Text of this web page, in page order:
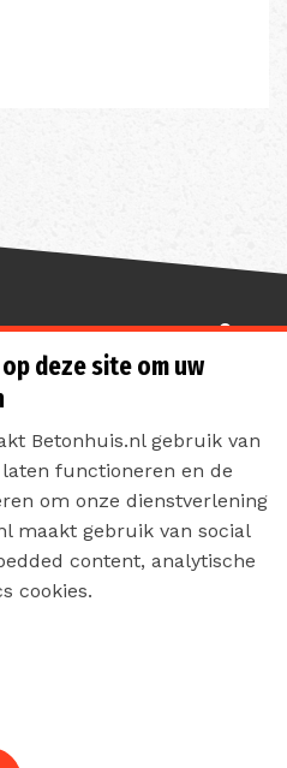
in
deze site om uw
Betonhuis.nl gebruik van
functioneren en de
om onze dienstverlening
maakt gebruik van social
content, analytische
cookies.